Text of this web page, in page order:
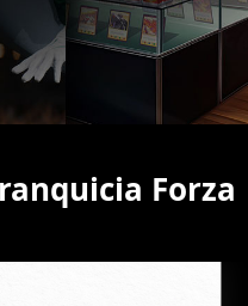
Forza